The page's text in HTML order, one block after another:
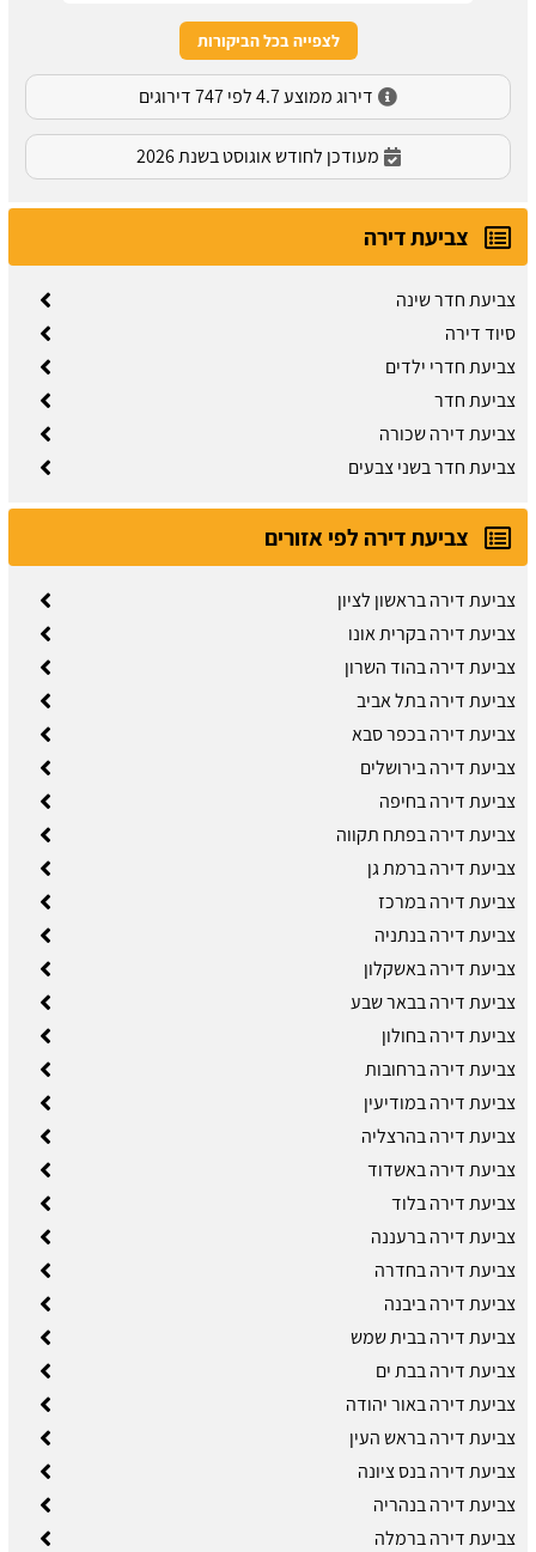
לצפייה בכל הביקורות
דירוג ממוצע 4.7 לפי 747 דירוגים
מעודכן לחודש אוגוסט בשנת 2026
צביעת דירה
צביעת חדר שינה
סיוד דירה
צביעת חדרי ילדים
צביעת חדר
צביעת דירה שכורה
צביעת חדר בשני צבעים
צביעת דירה לפי אזורים
צביעת דירה בראשון לציון
צביעת דירה בקרית אונו
צביעת דירה בהוד השרון
צביעת דירה בתל אביב
צביעת דירה בכפר סבא
צביעת דירה בירושלים
צביעת דירה בחיפה
צביעת דירה בפתח תקווה
צביעת דירה ברמת גן
צביעת דירה במרכז
צביעת דירה בנתניה
צביעת דירה באשקלון
צביעת דירה בבאר שבע
צביעת דירה בחולון
צביעת דירה ברחובות
צביעת דירה במודיעין
צביעת דירה בהרצליה
צביעת דירה באשדוד
צביעת דירה בלוד
צביעת דירה ברעננה
צביעת דירה בחדרה
צביעת דירה ביבנה
צביעת דירה בבית שמש
צביעת דירה בבת ים
צביעת דירה באור יהודה
צביעת דירה בראש העין
צביעת דירה בנס ציונה
צביעת דירה בנהריה
צביעת דירה ברמלה